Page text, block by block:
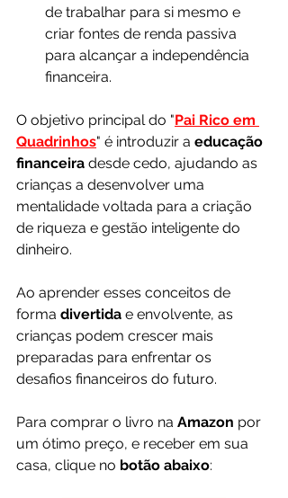
de trabalhar para si mesmo e
criar fontes de renda passiva
para alcançar a independência
financeira.
O objetivo principal do "Pai Rico em
Quadrinhos" é introduzir a educação
financeira desde cedo, ajudando as
crianças a desenvolver uma
mentalidade voltada para a criação
de riqueza e gestão inteligente do
dinheiro.
Ao aprender esses conceitos de
forma divertida e envolvente, as
crianças podem crescer mais
preparadas para enfrentar os
desafios financeiros do futuro.
Para comprar o livro na Amazon por
um ótimo preço, e receber em sua
casa, clique no botão abaixo: